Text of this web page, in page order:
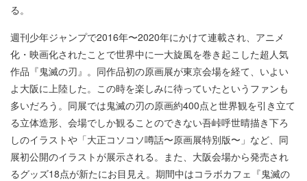
る。
週刊少年ジャンプで2016年〜2020年にかけて連載され、アニメ
化・映画化されたことで世界中に一大旋風を巻き起こした超人気
作品『鬼滅の刃』。同作品初の原画展が東京会場を経て、いよい
よ大阪に上陸した。この時を楽しみに待っていたというファンも
多いだろう。同展では鬼滅の刃の原画約400点と世界観を引き立て
る立体造形、会場でしか観ることのできない吾峠呼世晴描き下ろ
しのイラストや「大正コソコソ噂話〜原画展特別版〜」など、同
展初公開のイラストが展示される。また、大阪会場から発売され
るグッズ18点が新たにお目見え。期間中はコラボカフェ『鬼滅の